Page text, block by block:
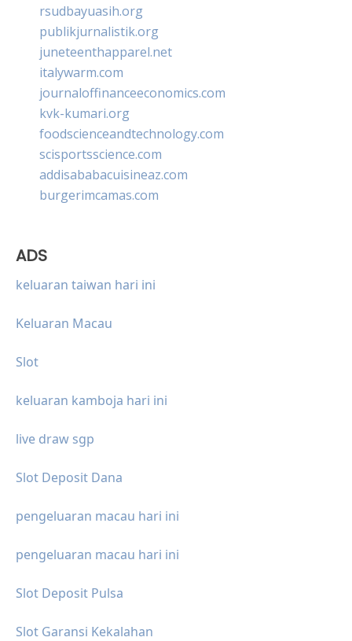
rsudbayuasih.org
publikjurnalistik.org
juneteenthapparel.net
italywarm.com
journaloffinanceeconomics.com
kvk-kumari.org
foodscienceandtechnology.com
scisportsscience.com
addisababacuisineaz.com
burgerimcamas.com
ADS
keluaran taiwan hari ini
Keluaran Macau
Slot
keluaran kamboja hari ini
live draw sgp
Slot Deposit Dana
pengeluaran macau hari ini
pengeluaran macau hari ini
Slot Deposit Pulsa
Slot Garansi Kekalahan